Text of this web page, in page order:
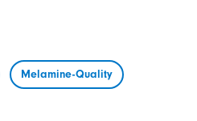
Melamine-Quality